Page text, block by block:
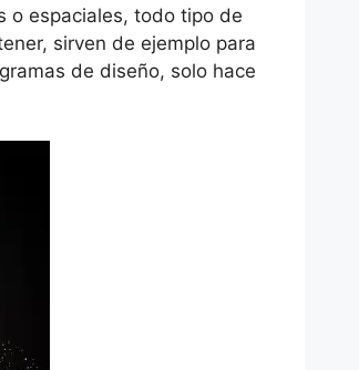
o espaciales, todo tipo de
sirven de ejemplo para
de diseño, solo hace